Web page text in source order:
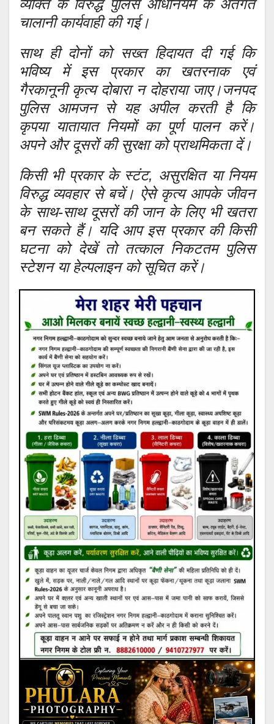
व्यक्ति के विरुद्ध पुलिस अधिनियम के अंतर्गत
चालानी कार्यवाही की गई।
साथ ही दोनों को सख्त हिदायत दी गई कि
भविष्य में इस प्रकार का खतरनाक एवं
गैरकानूनी कृत्य दोबारा न दोहराया जाए।जनपद
पुलिस आमजन से यह अपील करती है कि
कृपया यातायात नियमों का पूर्ण पालन करें।
अपने और दूसरों की सुरक्षा को प्राथमिकता दें।
किसी भी प्रकार के स्टंट, असुरक्षित या नियम
विरुद्ध व्यवहार से बचें। ऐसे कृत्य आपके जीवन
के साथ-साथ दूसरों की जान के लिए भी खतरा
बन सकते हैं। यदि आप इस प्रकार की किसी
घटना को देखें तो तत्काल निकटतम पुलिस
स्टेशन या हेल्पलाइन को सूचित करें।